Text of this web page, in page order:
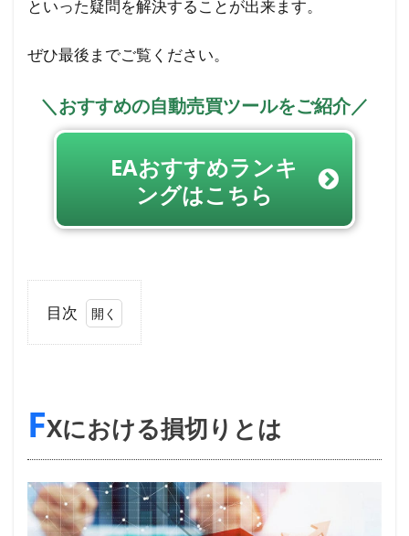
といった疑問を解決することが出来ます。
ぜひ最後までご覧ください。
＼おすすめの自動売買ツールをご紹介／
EAおすすめランキ
ングはこちら
目次
け
る
損
切
り
FXにおける損切りとは